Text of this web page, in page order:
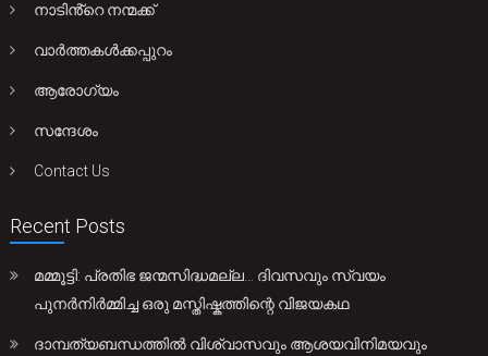
നാടിൻ്റെ നന്മക്ക്
വാർത്തകൾക്കപ്പുറം
ആരോഗ്യം
സന്ദേശം
Contact Us
Recent Posts
മമ്മൂട്ടി: പ്രതിഭ ജന്മസിദ്ധമല്ല… ദിവസവും സ്വയം
പുനർനിർമ്മിച്ച ഒരു മസ്തിഷ്കത്തിന്റെ വിജയകഥ
ദാമ്പത്യബന്ധത്തിൽ വിശ്വാസവും ആശയവിനിമയവും